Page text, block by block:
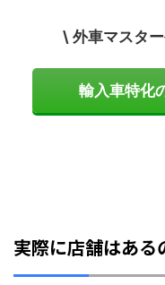
\ 外車マスタ
輸入車特化
実際に店舗はある